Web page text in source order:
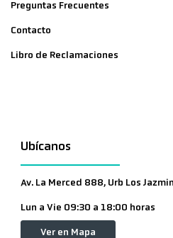
Preguntas Frecuentes
Contacto
Libro de Reclamaciones
Ubícanos
Av. La Merced 888, Urb Los
Lun a Vie 09:30 a 18:00 horas
Ver en Mapa